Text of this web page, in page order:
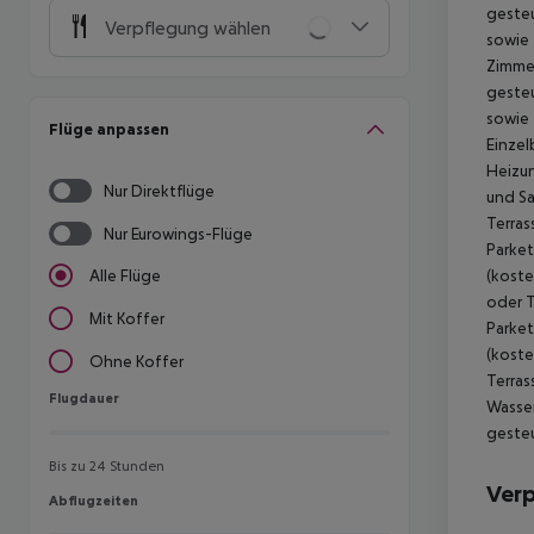
Verpflegung wählen
Flüge anpassen
Nur Direktflüge
Nur Eurowings-Flüge
Alle Flüge
Mit Koffer
Ohne Koffer
Flugdauer
Flugdauer
Bis zu 24 Stunden
Abflugzeiten
Abflugzeiten
sowie
sowie
und
oder